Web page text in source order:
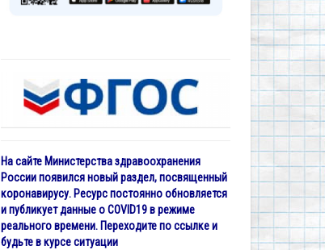
На сайте Министерства здравоохранения
России появился новый раздел, посвященный
коронавирусу. Ресурс постоянно обновляется
и публикует данные о COVID19 в режиме
реального времени. Переходите по ссылке и
будьте в курсе ситуации